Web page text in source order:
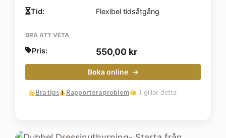
Tid: Flexibel tidsåtgång
BRA ATT VETA
Pris: 550,00 kr
Boka online
Bra tips Rapportera problem 1 gillar detta